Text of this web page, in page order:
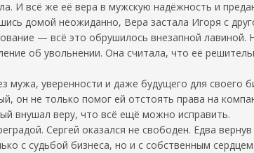
И всё же её вера в мужскую надёжность и
домой неожиданно, Вера застала Игоря с
— всё это обрушилось внезапной
об увольнении. Она считала, что её
уверенности и даже будущего для своего
он не только помог ей отстоять права на
внушал веру, что всё ещё можно исправить.
Сергей оказался не свободен. Едва
с судьбой бизнеса, но и с собственным